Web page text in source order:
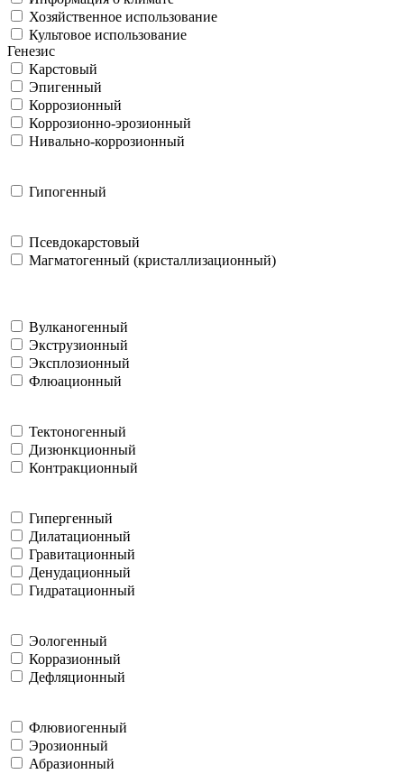
Хозяйственное использование
Культовое использование
Генезис
Карстовый
Эпигенный
Коррозионный
Коррозионно-эрозионный
Нивально-коррозионный
Гипогенный
Псевдокарстовый
Магматогенный (кристаллизационный)
Вулканогенный
Экструзионный
Эксплозионный
Флюационный
Тектоногенный
Дизюнкционный
Контракционный
Гипергенный
Дилатационный
Гравитационный
Денудационный
Гидратационный
Эологенный
Корразионный
Дефляционный
Флювиогенный
Эрозионный
Абразионный